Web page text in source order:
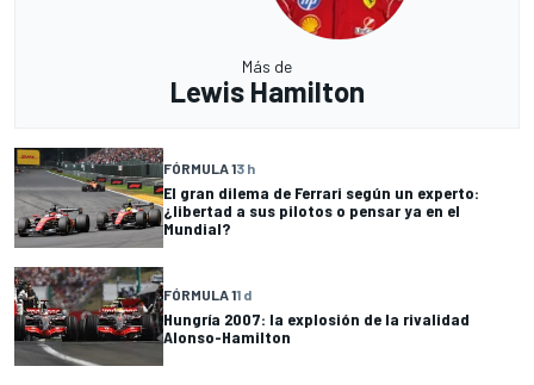
Más de
Lewis Hamilton
FÓRMULA 13 h
El gran dilema de Ferrari según un experto:
¿libertad a sus pilotos o pensar ya en el
Mundial?
FÓRMULA 11 d
Hungría 2007: la explosión de la rivalidad
Alonso-Hamilton